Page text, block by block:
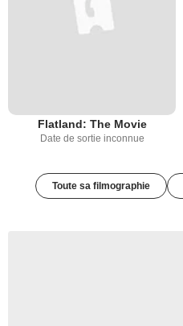
Flatland: The Movie
Date de sortie inconnue
Toute sa filmographie